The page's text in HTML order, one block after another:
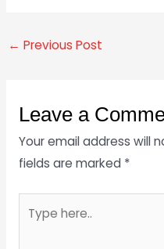
← Previous Post
Leave a
Your email address will
fields are marked *
here..